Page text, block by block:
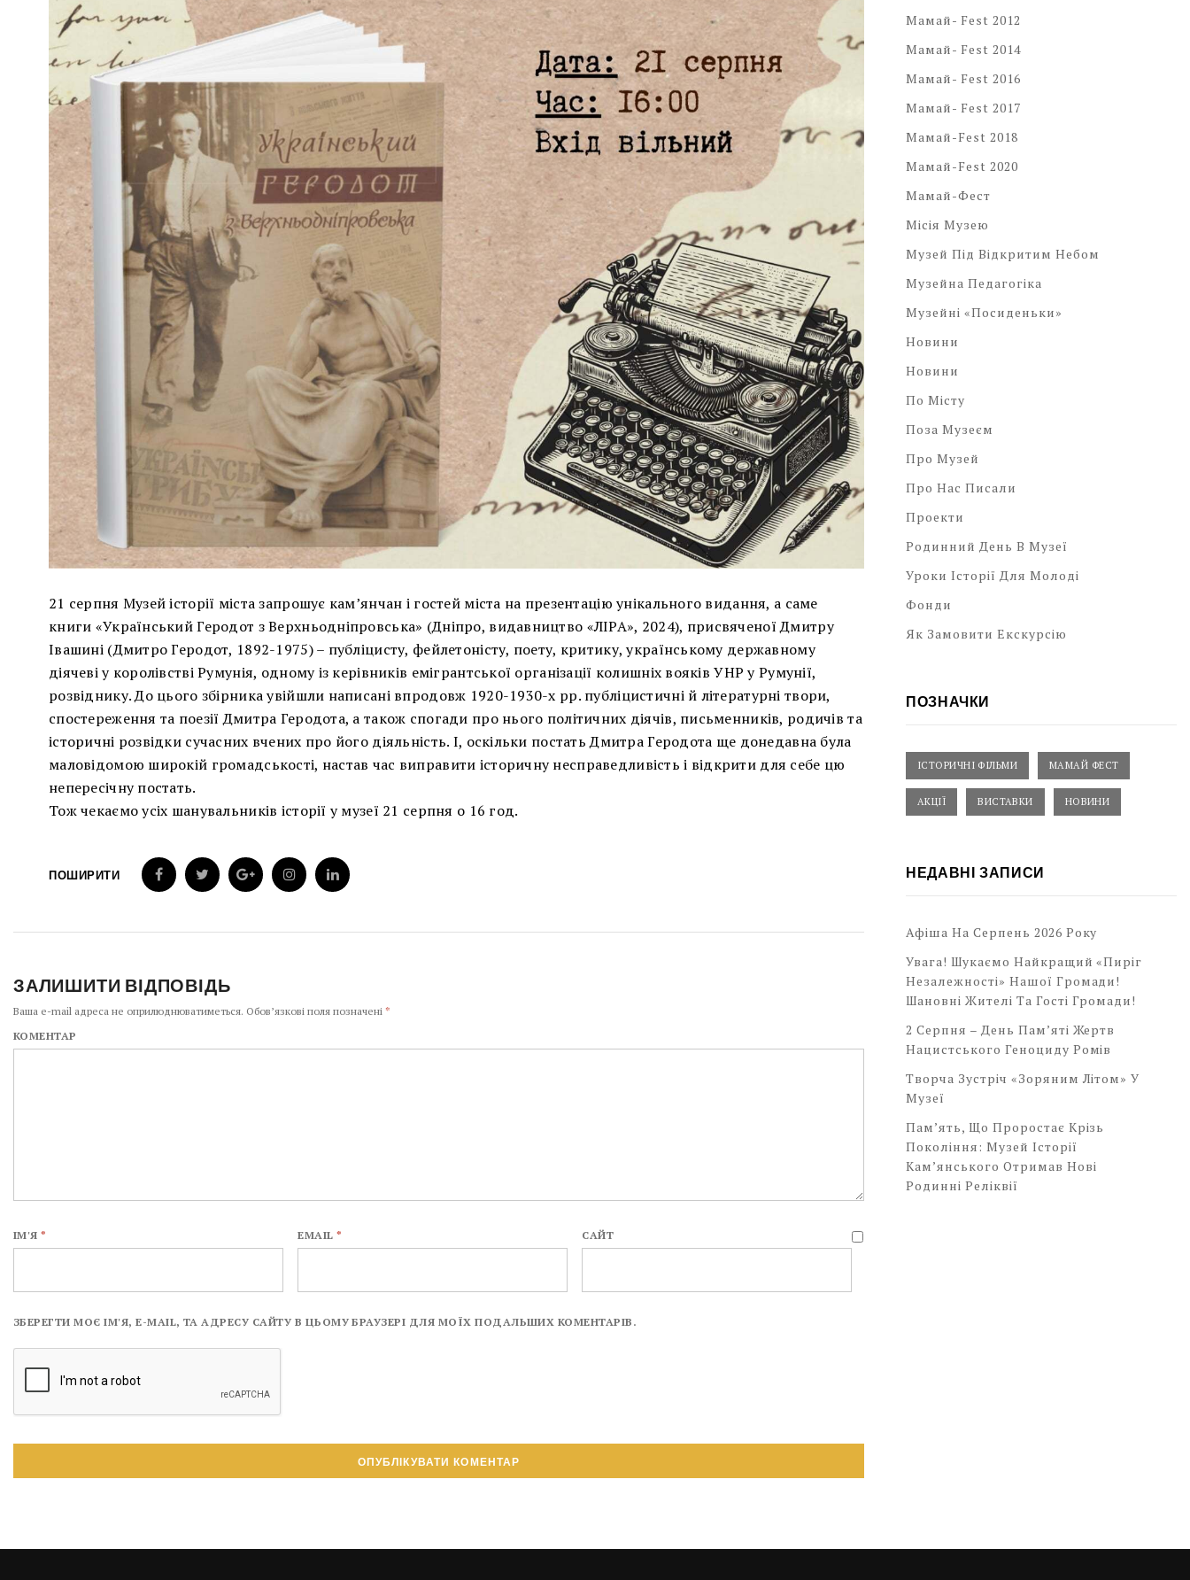
21 серпня Музей історії міста запрошує кам’янчан і гостей міста на презентацію унікального видання, а саме
книги «Український Геродот з Верхньодніпровська» (Дніпро, видавництво «ЛІРА», 2024), присвяченої Дмитру
Івашині (Дмитро Геродот, 1892-1975) – публіцисту, фейлетоністу, поету, критику, українському державному
діячеві у королівстві Румунія, одному із керівників емігрантської організації колишніх вояків УНР у Румунії,
розвіднику. До цього збірника увійшли написані впродовж 1920-1930-х рр. публіцистичні й літературні твори,
спостереження та поезії Дмитра Геродота, а також спогади про нього політичних діячів, письменників, родичів та
історичні розвідки сучасних вчених про його діяльність. І, оскільки постать Дмитра Геродота ще донедавна була
маловідомою широкій громадськості, настав час виправити історичну несправедливість і відкрити для себе цю
непересічну постать.
Тож чекаємо усіх шанувальників історії у музеї 21 серпня о 16 год.
ПОШИРИТИ
ЗАЛИШИТИ ВІДПОВІДЬ
Ваша e-mail адреса не оприлюднюватиметься. Обов’язкові поля позначені *
КОМЕНТАР
ІМ'Я* EMAIL* САЙТ
ЗБЕРЕГТИ МОЄ ІМ'Я, E-MAIL, ТА АДРЕСУ САЙТУ В ЦЬОМУ БРАУЗЕРІ ДЛЯ МОЇХ ПОДАЛЬШИХ КОМЕНТАРІВ.
Мамай- Fest 2012
Мамай- Fest 2014
Мамай- Fest 2016
Мамай- Fest 2017
Мамай-Fest 2018
Мамай-Fest 2020
Мамай-Фест
Місія Музею
Музей Під Відкритим Небом
Музейна Педагогіка
Музейні «посиденьки»
Новини
Новини
По Місту
Поза Музеєм
Про Музей
Про Нас Писали
Проекти
Родинний День В Музеї
Уроки Історії Для Молоді
Фонди
Як Замовити Екскурсію
ПОЗНАЧКИ
ІСТОРИЧНІ ФІЛЬМИ МАМАЙ ФЕСТ
АКЦІЇ ВИСТАВКИ НОВИНИ
НЕДАВНІ ЗАПИСИ
Афіша На Серпень 2026 Року
Увага! Шукаємо Найкращий «Пиріг
Незалежності» Нашої Громади!
Шановні Жителі Та Гості Громади!
2 Серпня – День Пам’яті Жертв
Нацистського Геноциду Ромів
Творча Зустріч «Зоряним Літом» У
Музеї
Пам’ять, Що Проростає Крізь
Покоління: Музей Історії
Кам’янського Отримав Нові
Родинні Реліквії